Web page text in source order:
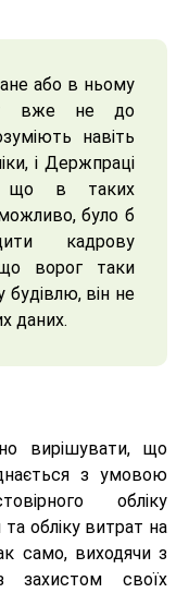
або в ньому
вже не до
навіть
і Держпраці
що в таких
було б
кадрову
ворог таки
будівлю, він не
даних.
вирішувати, що
з умовою
обліку
обліку витрат на
само, виходячи з
захистом своїх